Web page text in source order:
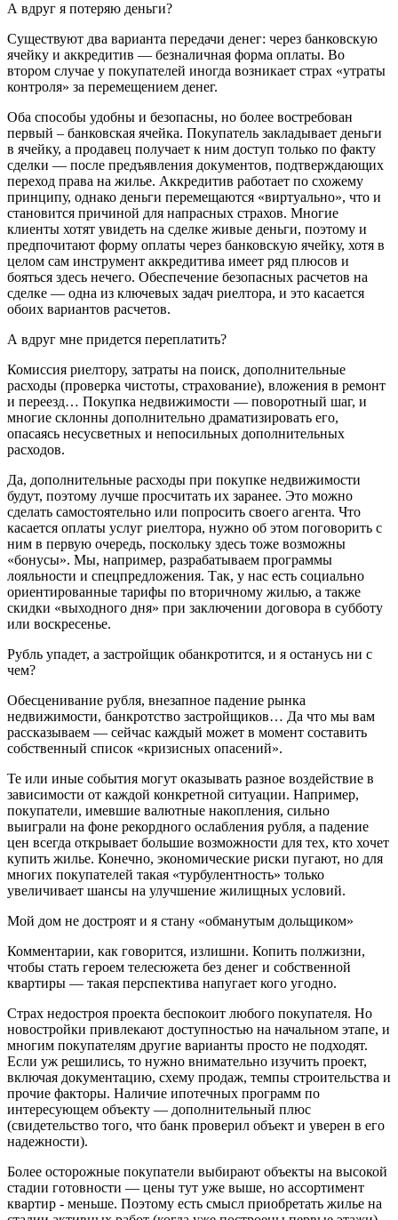
А вдруг я потеряю деньги?
Существуют два варианта передачи денег: через банковскую
ячейку и аккредитив — безналичная форма оплаты. Во
втором случае у покупателей иногда возникает страх «утраты
контроля» за перемещением денег.
Оба способы удобны и безопасны, но более востребован
первый – банковская ячейка. Покупатель закладывает деньги
в ячейку, а продавец получает к ним доступ только по факту
сделки — после предъявления документов, подтверждающих
переход права на жилье. Аккредитив работает по схожему
принципу, однако деньги перемещаются «виртуально», что и
становится причиной для напрасных страхов. Многие
клиенты хотят увидеть на сделке живые деньги, поэтому и
предпочитают форму оплаты через банковскую ячейку, хотя в
целом сам инструмент аккредитива имеет ряд плюсов и
бояться здесь нечего. Обеспечение безопасных расчетов на
сделке — одна из ключевых задач риелтора, и это касается
обоих вариантов расчетов.
А вдруг мне придется переплатить?
Комиссия риелтору, затраты на поиск, дополнительные
расходы (проверка чистоты, страхование), вложения в ремонт
и переезд… Покупка недвижимости — поворотный шаг, и
многие склонны дополнительно драматизировать его,
опасаясь несусветных и непосильных дополнительных
расходов.
Да, дополнительные расходы при покупке недвижимости
будут, поэтому лучше просчитать их заранее. Это можно
сделать самостоятельно или попросить своего агента. Что
касается оплаты услуг риелтора, нужно об этом поговорить с
ним в первую очередь, поскольку здесь тоже возможны
«бонусы». Мы, например, разрабатываем программы
лояльности и спецпредложения. Так, у нас есть социально
ориентированные тарифы по вторичному жилью, а также
скидки «выходного дня» при заключении договора в субботу
или воскресенье.
Рубль упадет, а застройщик обанкротится, и я останусь ни с
чем?
Обесценивание рубля, внезапное падение рынка
недвижимости, банкротство застройщиков… Да что мы вам
рассказываем — сейчас каждый может в момент составить
собственный список «кризисных опасений».
Те или иные события могут оказывать разное воздействие в
зависимости от каждой конкретной ситуации. Например,
покупатели, имевшие валютные накопления, сильно
выиграли на фоне рекордного ослабления рубля, а падение
цен всегда открывает большие возможности для тех, кто хочет
купить жилье. Конечно, экономические риски пугают, но для
многих покупателей такая «турбулентность» только
увеличивает шансы на улучшение жилищных условий.
Мой дом не достроят и я стану «обманутым дольщиком»
Комментарии, как говорится, излишни. Копить полжизни,
чтобы стать героем телесюжета без денег и собственной
квартиры — такая перспектива напугает кого угодно.
Страх недостроя проекта беспокоит любого покупателя. Но
новостройки привлекают доступностью на начальном этапе, и
многим покупателям другие варианты просто не подходят.
Если уж решились, то нужно внимательно изучить проект,
включая документацию, схему продаж, темпы строительства и
прочие факторы. Наличие ипотечных программ по
интересующем объекту — дополнительный плюс
(свидетельство того, что банк проверил объект и уверен в его
надежности).
Более осторожные покупатели выбирают объекты на высокой
стадии готовности — цены тут уже выше, но ассортимент
квартир - меньше. Поэтому есть смысл приобретать жилье на